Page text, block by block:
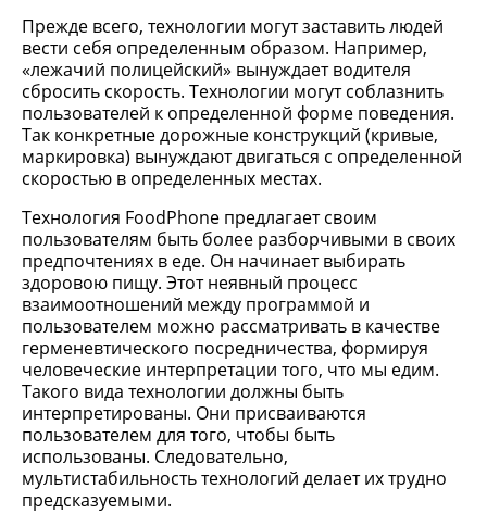
Прежде всего, технологии могут заставить людей
вести себя определенным образом. Например,
«лежачий полицейский» вынуждает водителя
сбросить скорость. Технологии могут соблазнить
пользователей к определенной форме поведения.
Так конкретные дорожные конструкций (кривые,
маркировка) вынуждают двигаться с определенной
скоростью в определенных местах.
Технология FoodPhone предлагает своим
пользователям быть более разборчивыми в своих
предпочтениях в еде. Он начинает выбирать
здоровою пищу. Этот неявный процесс
взаимоотношений между программой и
пользователем можно рассматривать в качестве
герменевтического посредничества, формируя
человеческие интерпретации того, что мы едим.
Такого вида технологии должны быть
интерпретированы. Они присваиваются
пользователем для того, чтобы быть
использованы. Следовательно,
мультистабильность технологий делает их трудно
предсказуемыми.